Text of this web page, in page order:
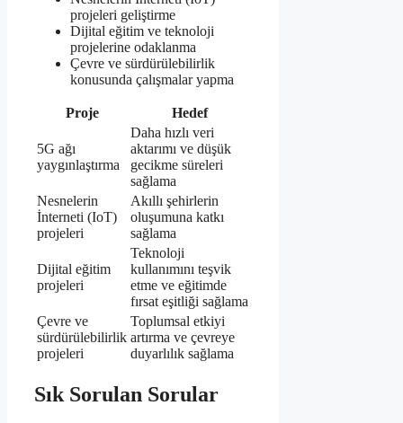
projeleri geliştirme
Dijital eğitim ve teknoloji
projelerine odaklanma
Çevre ve sürdürülebilirlik
konusunda çalışmalar yapma
Proje Hedef
5G ağı
yaygınlaştırma
Daha hızlı veri
aktarımı ve düşük
gecikme süreleri
sağlama
Nesnelerin
İnterneti (IoT)
projeleri
Akıllı şehirlerin
oluşumuna katkı
sağlama
Dijital eğitim
projeleri
Teknoloji
kullanımını teşvik
etme ve eğitimde
fırsat eşitliği sağlama
Çevre ve
sürdürülebilirlik
projeleri
Toplumsal etkiyi
artırma ve çevreye
duyarlılık sağlama
Sık Sorulan Sorular